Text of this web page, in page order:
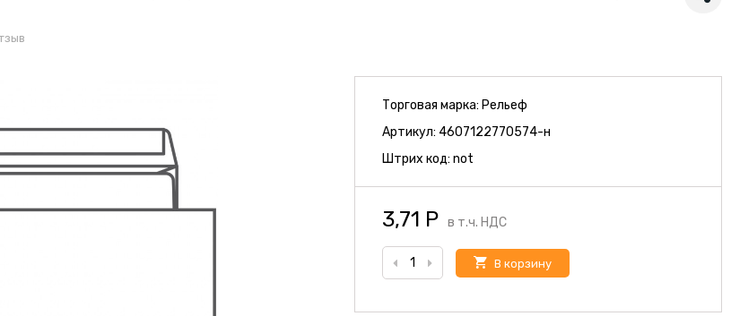
Торговая марка: Рельеф
Артикул:4607122770574-н
Штрих код:not
3,71 Р в т.ч. НДС
В корзину